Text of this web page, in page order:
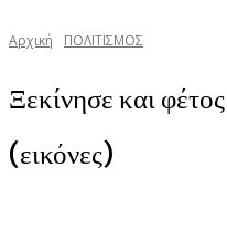
Αρχική ΠΟΛΙΤΙΣΜΟΣ
Ξεκίνησε και
(εικόνες)